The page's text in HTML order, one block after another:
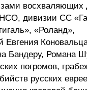
восхваляющих
дивизии СС
«Роланд»,
Евгения
Бандеру, Романа
погромов,
русских